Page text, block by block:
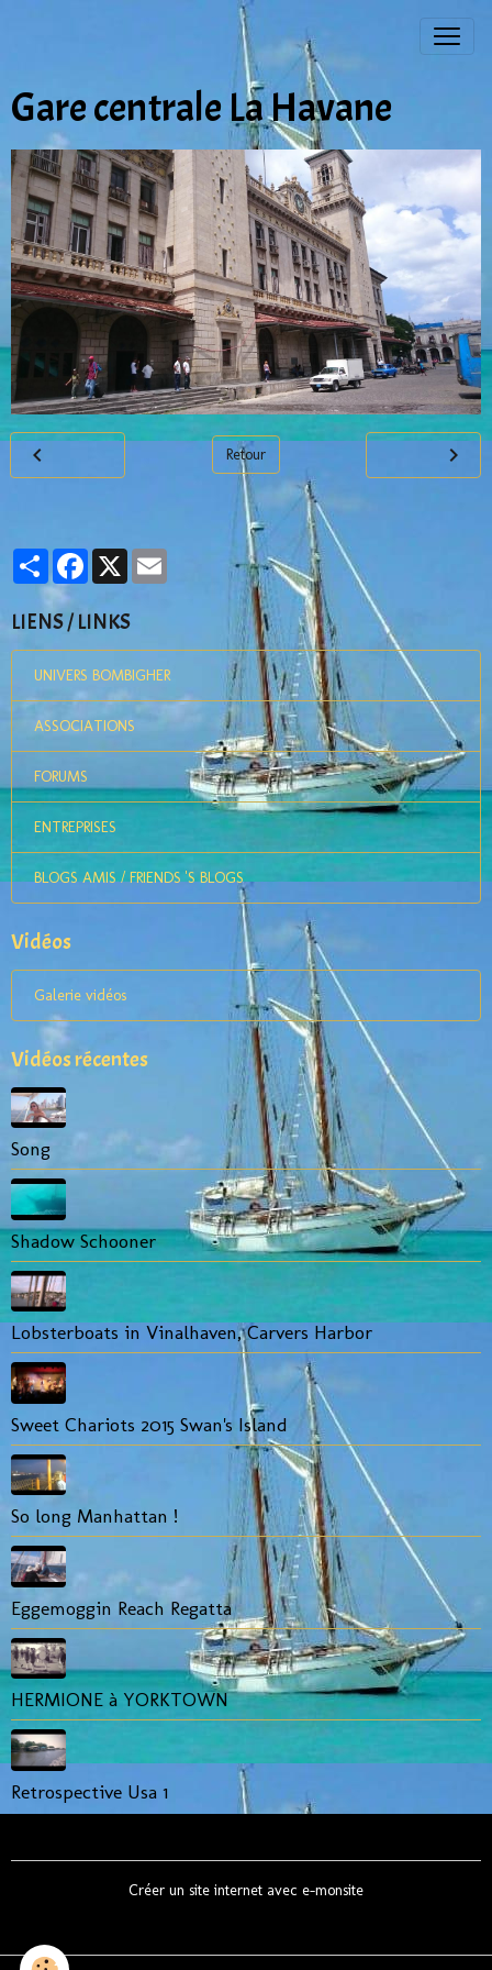
Gare centrale La Havane
Retour
PartagerFacebook
X
LIENS / LINKS
UNIVERS BOMBIGHER
ASSOCIATIONS
FORUMS
ENTREPRISES
BLOGS AMIS / FRIENDS 'S BLOGS
Vidéos
Galerie vidéos
Vidéos récentes
Song
Shadow Schooner
Lobsterboats in Vinalhaven, Carvers Harbor
Sweet Chariots 2015 Swan's Island
So long Manhattan !
Eggemoggin Reach Regatta
HERMIONE à YORKTOWN
Retrospective Usa 1
Créer un site internet avec e-monsite